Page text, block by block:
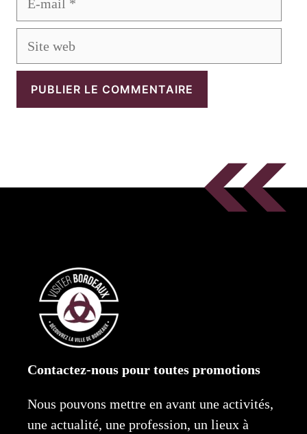
Contactez-nous pour toutes promotions
Nous pouvons mettre en avant une activités,
une actualité, une profession, un lieux à